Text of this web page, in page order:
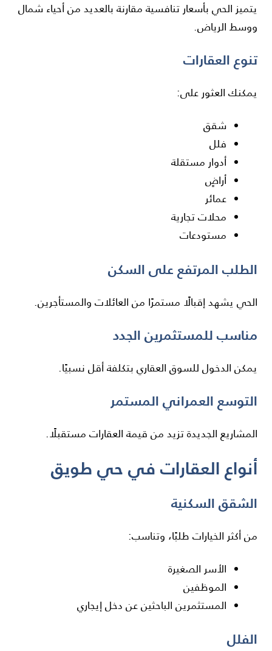
يتميز الحي بأسعار تنافسية مقارنة بالعديد من أحياء شمال
ووسط الرياض.
تنوع العقارات
يمكنك العثور على:
شقق
فلل
أدوار مستقلة
أراضٍ
عمائر
محلات تجارية
مستودعات
الطلب المرتفع على السكن
الحي يشهد إقبالًا مستمرًا من العائلات والمستأجرين.
مناسب للمستثمرين الجدد
يمكن الدخول للسوق العقاري بتكلفة أقل نسبيًا.
التوسع العمراني المستمر
المشاريع الجديدة تزيد من قيمة العقارات مستقبلًا.
أنواع العقارات في حي طويق
الشقق السكنية
من أكثر الخيارات طلبًا، وتناسب:
الأسر الصغيرة
الموظفين
المستثمرين الباحثين عن دخل إيجاري
الفلل